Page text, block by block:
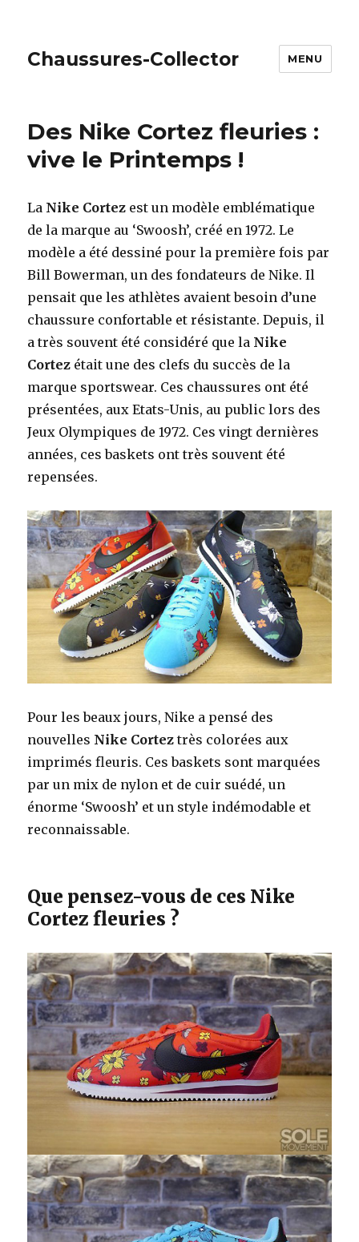
Chaussures-Collector MENU
Des Nike Cortez fleuries :
vive le Printemps !
La Nike Cortez est un modèle emblématique
de la marque au ‘Swoosh’, créé en 1972. Le
modèle a été dessiné pour la première fois par
Bill Bowerman, un des fondateurs de Nike. Il
pensait que les athlètes avaient besoin d’une
chaussure confortable et résistante. Depuis, il
a très souvent été considéré que la Nike
Cortez était une des clefs du succès de la
marque sportswear. Ces chaussures ont été
présentées, aux Etats-Unis, au public lors des
Jeux Olympiques de 1972. Ces vingt dernières
années, ces baskets ont très souvent été
repensées.
Pour les beaux jours, Nike a pensé des
nouvelles Nike Cortez très colorées aux
imprimés fleuris. Ces baskets sont marquées
par un mix de nylon et de cuir suédé, un
énorme ‘Swoosh’ et un style indémodable et
reconnaissable.
Que pensez-vous de ces Nike
Cortez fleuries ?